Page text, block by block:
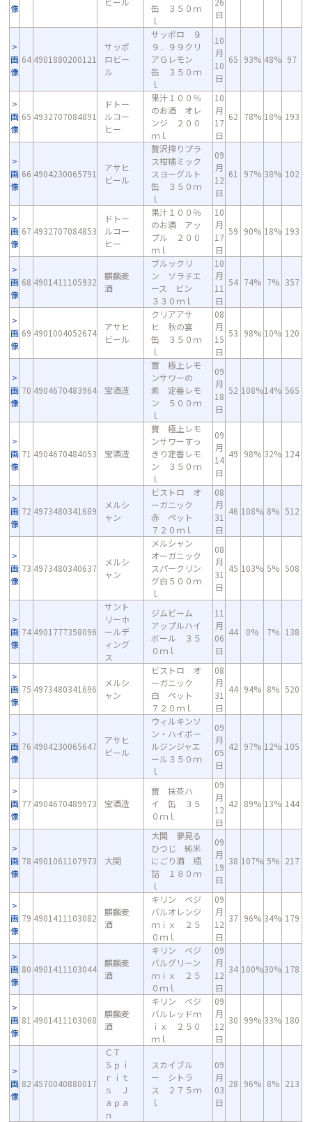
像
缶 ３５０ｍ
ｌ
日
画
像
64 4901880200121
サッポ
ロビー
ル
サッポロ ９
９．９９クリ
アＧレモン
缶 ３５０ｍ
ｌ
10
月
10
日
65 93% 48% 97
画
像
65 4932707084891
ドトー
ルコー
ヒー
果汁１００％
のお酒 オレ
ンジ ２００
ｍｌ
10
月
17
日
62 78% 18% 193
画
像
66 4904230065791
アサヒ
ビール
贅沢搾りプラ
ス柑橘ミック
スヨーグルト
缶 ３５０ｍ
ｌ
09
月
12
日
61 97% 38% 102
画
像
67 4932707084853
ドトー
ルコー
ヒー
果汁１００％
のお酒 アッ
プル ２００
ｍｌ
10
月
17
日
59 90% 18% 193
画
像
68 4901411105932
麒麟麦
酒
ブルックリ
ン ソラチエ
ース ビン
３３０ｍｌ
10
月
11
日
54 74% 7% 357
画
像
69 4901004052674
アサヒ
ビール
クリアアサ
ヒ 秋の宴
缶 ３５０ｍ
ｌ
08
月
15
日
53 98% 10% 120
画
像
70 4904670483964 宝酒造
寶 極上レモ
ンサワーの
素 定番レモ
ン ５００ｍ
ｌ
09
月
18
日
52 108%14% 565
画
像
71 4904670484053 宝酒造
寶 極上レモ
ンサワーすっ
きり定番レモ
ン ３５０ｍ
ｌ
09
月
14
日
49 98% 32% 124
画
像
72 4973480341689
メルシ
ャン
ビストロ オ
ーガニック
赤 ペット
７２０ｍｌ
08
月
31
日
46 108% 8% 512
画
像
73 4973480340637
メルシ
ャン
メルシャン
オーガニック
スパークリン
グ白５００ｍ
ｌ
08
月
31
日
45 103% 5% 508
画
像
74 4901777358096
サント
リーホ
ールデ
ィング
ス
ジムビーム
アップルハイ
ボール ３５
０ｍｌ
11
月
06
日
44 0% 7% 138
画
像
75 4973480341696
メルシ
ャン
ビストロ オ
ーガニック
白 ペット
７２０ｍｌ
08
月
31
日
44 94% 8% 520
画
像
76 4904230065647
アサヒ
ビール
ウィルキンソ
ン・ハイボー
ルジンジャエ
ール３５０ｍ
ｌ
09
月
05
日
42 97% 12% 105
画
像
77 4904670489973 宝酒造
寶 抹茶ハ
イ 缶 ３５
０ｍｌ
09
月
12
日
42 89% 13% 144
画
像
78 4901061107973 大関
大関 夢見る
ひつじ 純米
にごり酒 瓶
詰 １８０ｍ
ｌ
09
月
19
日
38 107% 5% 217
画
像
79 4901411103082
麒麟麦
酒
キリン ベジ
バルオレンジ
ｍｉｘ ２５
０ｍｌ
09
月
12
日
37 96% 34% 179
画
像
80 4901411103044
麒麟麦
酒
キリン ベジ
バルグリーン
ｍｉｘ ２５
０ｍｌ
09
月
12
日
34 100%30% 178
画
像
81 4901411103068
麒麟麦
酒
キリン ベジ
バルレッドｍ
ｉｘ ２５０
ｍｌ
09
月
12
日
30 99% 33% 180
画
像
82 4570040880017
ＣＴ
Ｓｐｉ
ｒｉｔ
ｓ Ｊ
ａｐａ
ｎ
スカイブル
ー シトラ
ス ２７５ｍ
ｌ
09
月
03
日
28 96% 8% 213